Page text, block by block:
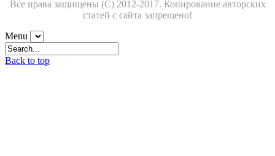
Все права защищены (С) 2012-2017. Копирование авторских
статей с сайта запрещено!
Menu
Back to top